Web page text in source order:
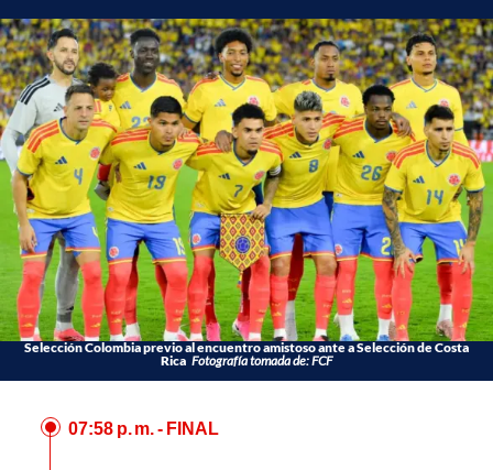
Selección Colombia previo al encuentro amistoso ante a Selección de Costa
Rica Fotografía tomada de: FCF
07:58 p. m. - FINAL